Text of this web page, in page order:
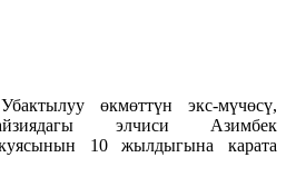
өкмөттүн экс-мүчөсү,
элчиси Азимбек
10 жылдыгына карата